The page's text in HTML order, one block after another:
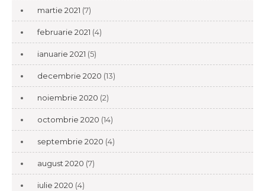
martie 2021 (7)
februarie 2021 (4)
ianuarie 2021 (5)
decembrie 2020 (13)
noiembrie 2020 (2)
octombrie 2020 (14)
septembrie 2020 (4)
august 2020 (7)
iulie 2020 (4)